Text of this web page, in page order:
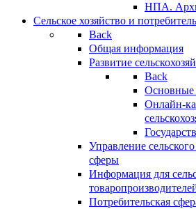
НПА.
Сельское хозяйство и
Back
Общая информация
Развитие
Back
Основные
Онлайн-
Управление
сферы
Информация для
Потребительская